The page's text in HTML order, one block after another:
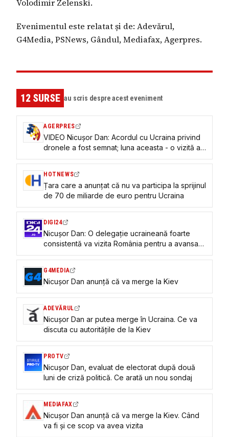
Volodimir Zelenski.
Evenimentul este relatat și de: Adevărul,
G4Media, PSNews, Gândul, Mediafax, Agerpres.
12SURSE au scris despre acest eveniment
AGERPRES
VIDEO Nicușor Dan: Acordul cu Ucraina privind
dronele a fost semnat; luna aceasta - o vizită a
unor experți
HOTNEWS
Țara care a anunțat că nu va participa la sprijinul
de 70 de miliarde de euro pentru Ucraina
DIGI24
Nicuşor Dan: O delegaţie ucraineană foarte
consistentă va vizita România pentru a avansa
tehnic în producția de drone
G4MEDIA
Nicușor Dan anunță că va merge la Kiev
ADEVĂRUL
Nicușor Dan ar putea merge în Ucraina. Ce va
discuta cu autoritățile de la Kiev
PROTV
Nicușor Dan, evaluat de electorat după două
luni de criză politică. Ce arată un nou sondaj
MEDIAFAX
Nicușor Dan anunță că va merge la Kiev. Când
va fi și ce scop va avea vizita